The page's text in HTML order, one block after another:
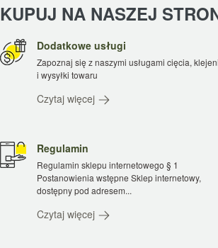
KUPUJ NA NASZEJ
Dodatkowe usługi
Zapoznaj się z naszymi usługami cięcia,
i wysyłki towaru
Czytaj więcej
Regulamin
Regulamin sklepu internetowego § 1
Postanowienia wstępne Sklep internetowy,
dostępny pod adresem...
Czytaj więcej